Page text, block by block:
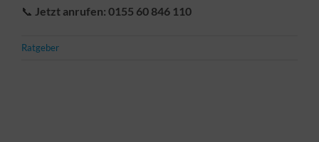
📞 Jetzt anrufen: 0155 60 846 110
Ratgeber